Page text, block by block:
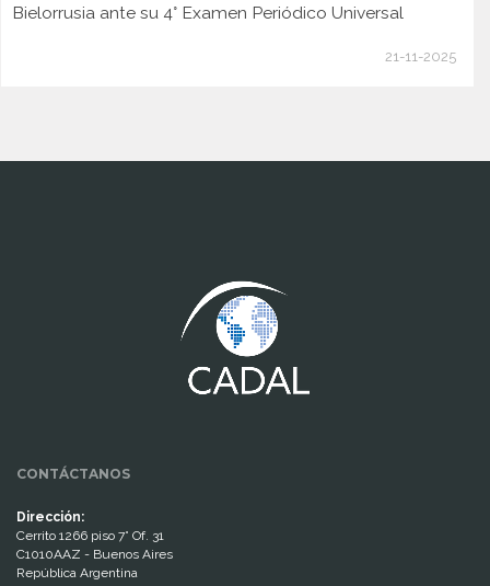
Bielorrusia ante su 4° Examen Periódico Universal
21-11-2025
CONTÁCTANOS
Dirección:
Cerrito 1266 piso 7° Of. 31
C1010AAZ - Buenos Aires
República Argentina